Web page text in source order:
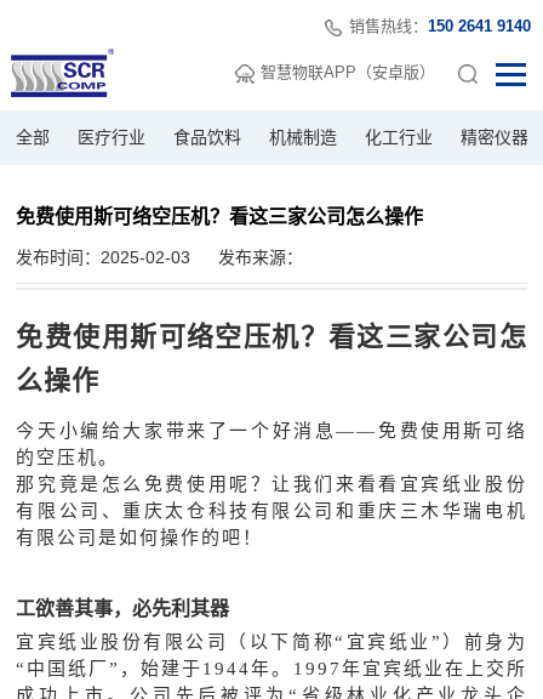
销售热线： 150 2641 9140
智慧物联APP（安卓版）
全部 医疗行业 食品饮料 机械制造 化工行业 精密仪器
免费使用斯可络空压机？看这三家公司怎么操作
发布时间：2025-02-03 发布来源：
免费使用斯可络空压机？看这三家公司怎
么操作
今天小编给大家带来了一个好消息——免费使用斯可络
的空压机。
那究竟是怎么免费使用呢？让我们来看看宜宾纸业股份
有限公司、重庆太仓科技有限公司和重庆三木华瑞电机
有限公司是如何操作的吧！
工欲善其事，必先利其器
宜宾纸业股份有限公司（以下简称“宜宾纸业”）前身为
“中国纸厂”，始建于1944年。1997年宜宾纸业在上交所
成功上市。公司先后被评为“省级林业化产业龙头企